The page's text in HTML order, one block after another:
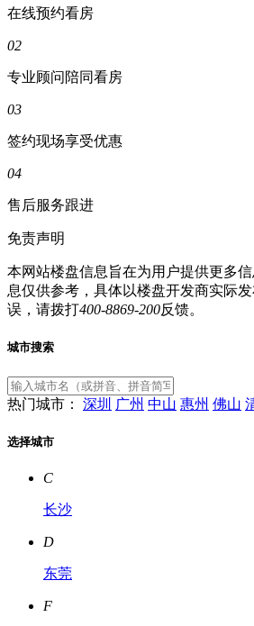
在线预约看房
02
专业顾问陪同看房
03
签约现场享受优惠
04
售后服务跟进
免责声明
本网站楼盘信息旨在为用户提供更多
息仅供参考，具体以楼盘开发商实际
误，请拨打400-8869-200反馈。
城市搜索
热门城市： 深圳 广州 中山 惠州 佛山
选择城市
C
长沙
D
东莞
F